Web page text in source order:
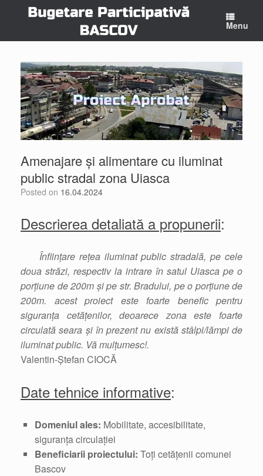
Menu
Amenajare și alimentare cu iluminat
public stradal zona Uiasca
Posted on 16.04.2024
Descrierea detaliată a propunerii:
Înființare rețea iluminat public stradală, pe cele
doua străzi, respectiv la intrare în satul Uiasca pe o
porțiune de 200m și pe str. Bradului, pe o porțiune de
200m. acest proiect este foarte benefic pentru
siguranța cetățenilor, deoarece zona este foarte
circulată seara și în prezent nu există stâlpi/lămpi de
iluminat public. Vă mulțumesc!.
Valentin-Ștefan CIOCĂ
Date tehnice informative:
Domeniul ales: Mobilitate, accesibilitate,
siguranța circulației
Beneficiarii proiectului: Toți cetățenii comunei
Bascov